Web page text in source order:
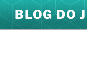
Pular
para
o
BLOG DO